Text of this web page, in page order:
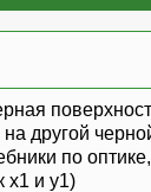
другой
по
x1 и y1)